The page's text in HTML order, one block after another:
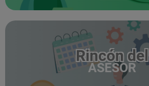
Rincón del
ASESOR